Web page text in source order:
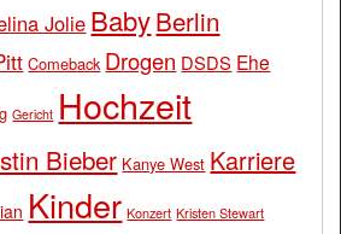
Jolie BabyBerlin
Comeback Drogen DSDS Ehe
Gericht Hochzeit
Bieber Kanye West Karriere
Kinder Konzert Kristen Stewart